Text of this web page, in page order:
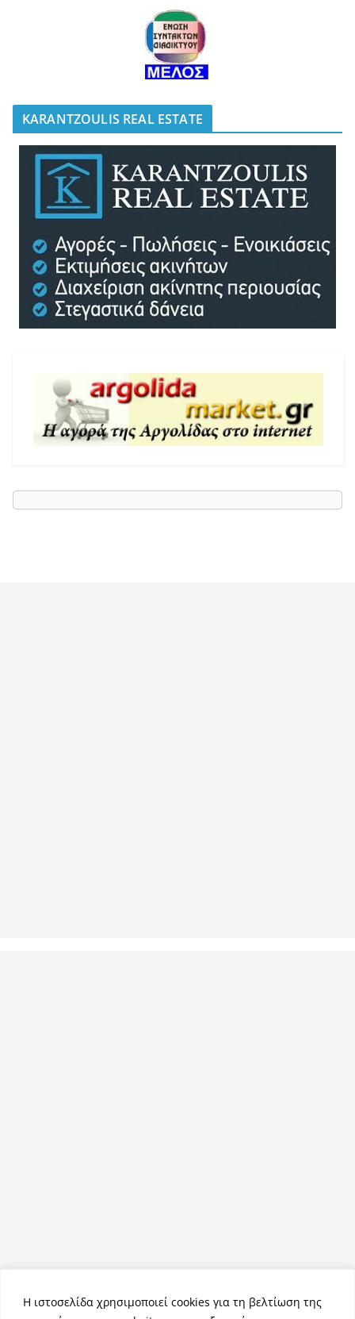
Η ιστοσελίδα χρησιμοποιεί cookies για τη βελτίωση της
KARANTZOULIS REAL ESTATE